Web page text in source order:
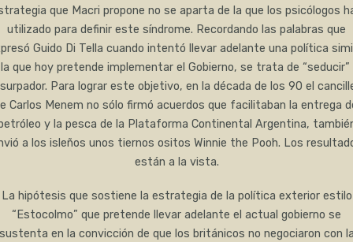
que Macri propone no se aparta de la que los psicólogos
utilizado para definir este síndrome. Recordando las palabras que
Guido Di Tella cuando intentó llevar adelante una política
que hoy pretende implementar el Gobierno, se trata de “seducir”
Para lograr este objetivo, en la década de los 90 el
Carlos Menem no sólo firmó acuerdos que facilitaban la entrega
y la pesca de la Plataforma Continental Argentina,
a los isleños unos tiernos ositos Winnie the Pooh. Los
están a la vista.
La hipótesis que sostiene la estrategia de la política exterior estilo
“Estocolmo” que pretende llevar adelante el actual gobierno se
sustenta en la convicción de que los británicos no negociaron con la